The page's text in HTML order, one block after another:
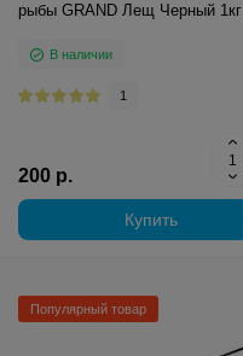
рыбы GRAND Лещ Черный 1кг
В наличии
1
200 р.
Купить
Популярный товар